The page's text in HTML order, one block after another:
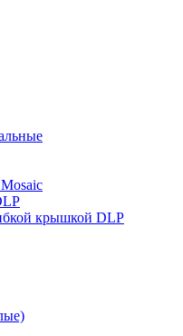
крышкой DLP